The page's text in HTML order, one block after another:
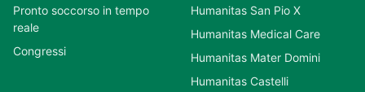
Pronto soccorso in tempo
reale
Congressi
Humanitas San Pio X
Humanitas Medical Care
Humanitas Mater Domini
Humanitas Castelli